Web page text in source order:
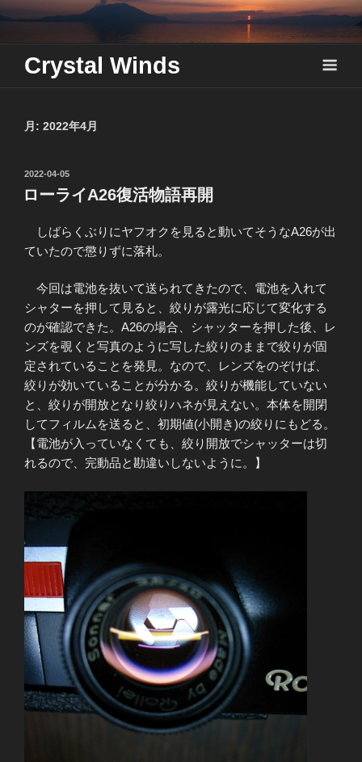
Skip
content
Crystal Winds
月: 2022年4月
投
稿
日:
2022-04-05
ローライA26復活物語再開
しばらくぶりにヤフオクを見ると動いてそうなA26が出
ていたので懲りずに落札。
今回は電池を抜いて送られてきたので、電池を入れて
シャターを押して見ると、絞りが露光に応じて変化する
のが確認できた。A26の場合、シャッターを押した後、レ
ンズを覗くと写真のように写した絞りのままで絞りが固
定されていることを発見。なので、レンズをのぞけば、
絞りが効いていることが分かる。絞りが機能していない
と、絞りが開放となり絞りハネが見えない。本体を開閉
してフィルムを送ると、初期値(小開き)の絞りにもどる。
【電池が入っていなくても、絞り開放でシャッターは切
れるので、完動品と勘違いしないように。】